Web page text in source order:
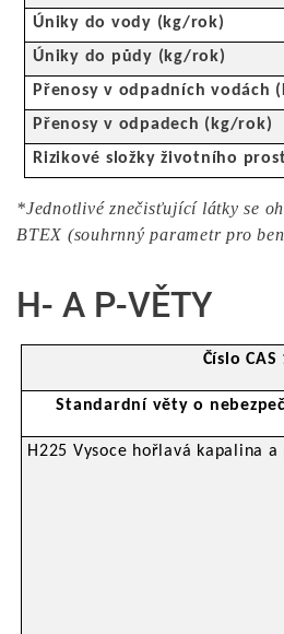
Úniky do vody (kg/rok)
Úniky do půdy (kg/rok)
Přenosy v odpadních vodách
Přenosy v odpadech (kg/rok)
Rizikové složky životního
*Jednotlivé znečisťující látky se
BTEX (souhrnný parametr pro
H- A P-VĚTY
Číslo
Standardní věty o
H225 Vysoce hořlavá kapalina a